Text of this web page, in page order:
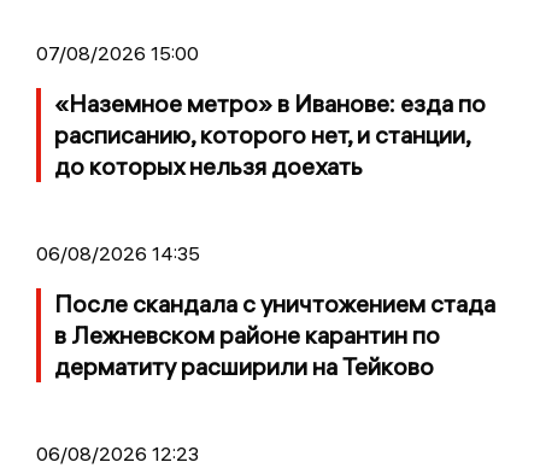
07/08/2026 15:00
«Наземное метро» в Иванове: езда по
расписанию, которого нет, и станции,
до которых нельзя доехать
06/08/2026 14:35
После скандала с уничтожением стада
в Лежневском районе карантин по
дерматиту расширили на Тейково
06/08/2026 12:23